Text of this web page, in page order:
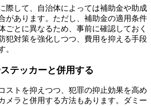
際して、自治体によっては補助金や助成
があります。ただし、補助金の適用条件
ごとに異なるため、事前に確認しておく
犯対策を強化しつつ、費用を抑える手段
。
テッカーと併用する
ストを抑えつつ、犯罪の抑止効果を高め
メラと併用する方法もあります。ダミー